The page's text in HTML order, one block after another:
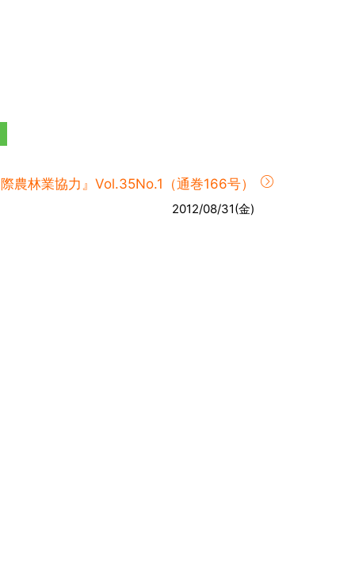
農林業協力』Vol.35No.1（通巻166号）
2012/08/31(金)